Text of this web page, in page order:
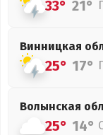
33° 21°
Винницкая
25° 17°
Волынская
25° 14°